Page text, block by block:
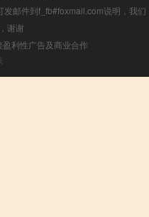
邮件到f_fb#foxmail.com说明，我们
谢谢
利性广告及商业合作